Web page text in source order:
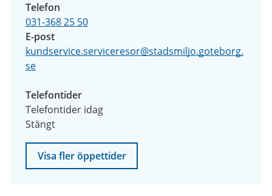
Telefon
031-368 25 50
E-post
kundservice.serviceresor@stadsmiljo.goteborg.
se
Telefontider
Telefontider idag
Stängt
Visa fler öppettider